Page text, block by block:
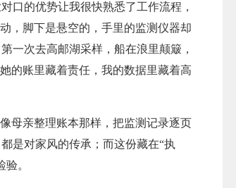
的优势让我很快熟悉了工作流程，
，脚下是悬空的，手里的监测仪器却
一次去高邮湖采样，船在浪里颠簸，
的账里藏着责任，我的数据里藏着高
母亲整理账本那样，把监测记录逐页
是对家风的传承；而这份藏在“执
。